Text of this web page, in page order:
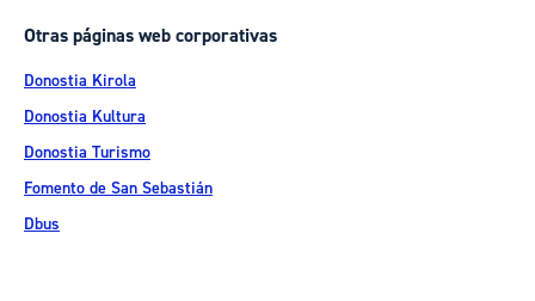
Otras páginas web corporativas
Donostia Kirola
Donostia Kultura
Donostia Turismo
Fomento de San Sebastián
Dbus